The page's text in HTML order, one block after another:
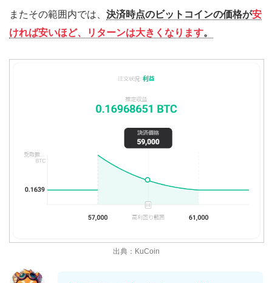
またその範囲内では、 決済時点のビットコインの価格が安
ければ安いほど、リターンは大きくなります。
出典：KuCoin